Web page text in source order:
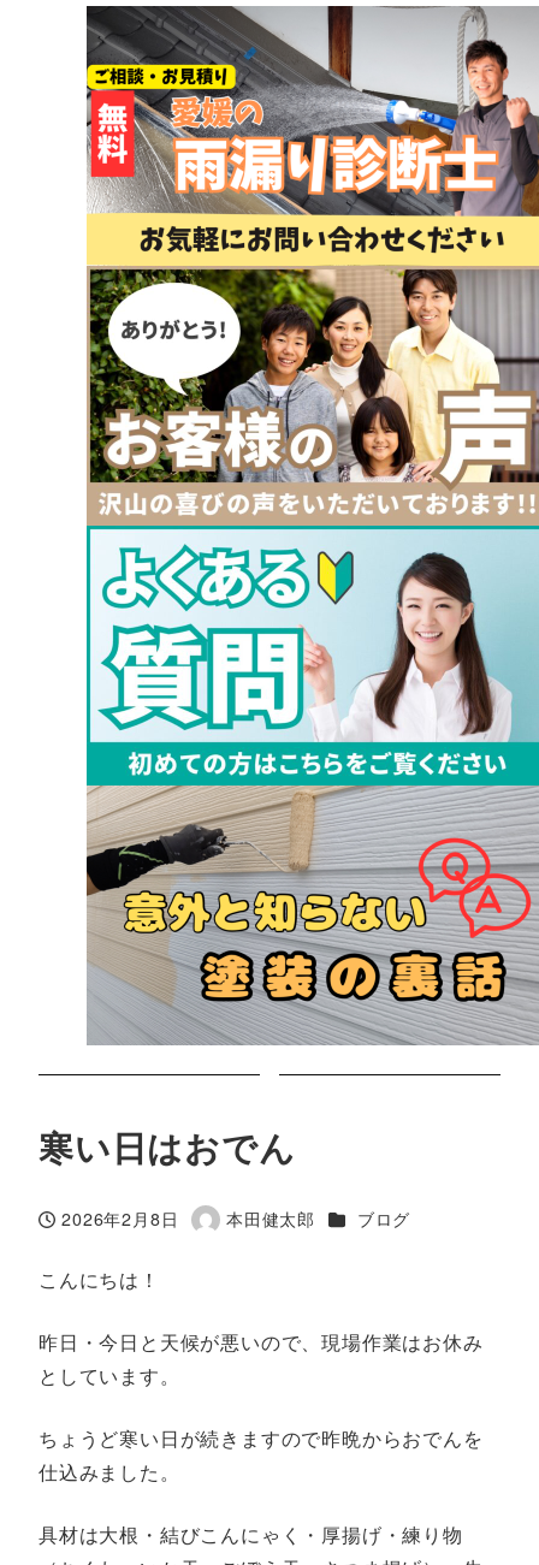
寒い日はおでん
投稿日
2026年2月8日
著
本田健太郎 カテゴリー
ブログ
こんにちは！
昨日・今日と天候が悪いので、現場作業はお休み
としています。
ちょうど寒い日が続きますので昨晩からおでんを
仕込みました。
具材は大根・結びこんにゃく・厚揚げ・練り物